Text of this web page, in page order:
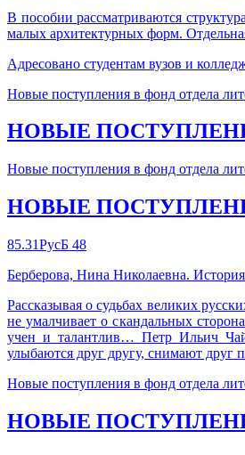
В пособии рассматриваются
малых архитектурных форм.
Адресовано студентам вузов и
Новые поступления в фонд отдела
НОВЫЕ
Новые поступления в фонд отдела
НОВЫЕ
85.31РусБ 48
Берберова, Нина Николаевна.
Рассказывая о судьбах великих
не умалчивает о скандальных
учен и талантлив… Петр Ильич
улыбаются друг другу, снимают друг
Новые поступления в фонд отдела
НОВЫЕ